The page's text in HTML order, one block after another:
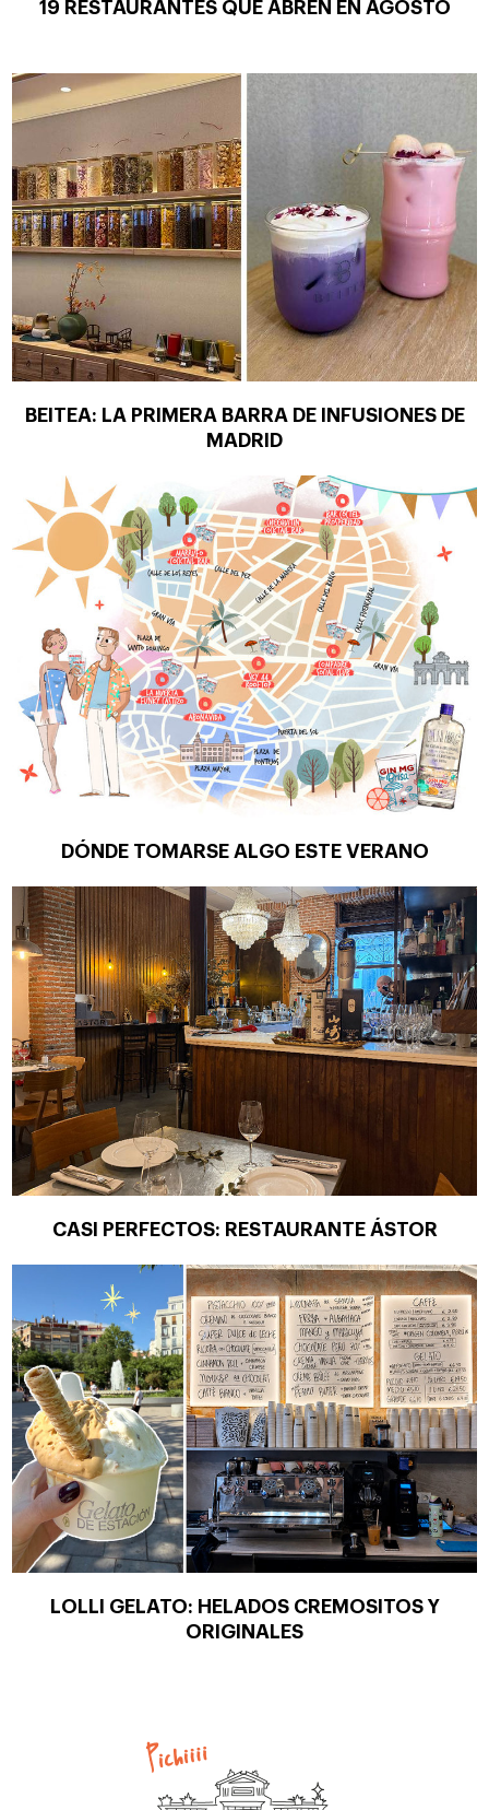
19 RESTAURANTES QUE ABREN EN AGOSTO
BEITEA: LA PRIMERA BARRA DE INFUSIONES DE
MADRID
DÓNDE TOMARSE ALGO ESTE VERANO
CASI PERFECTOS: RESTAURANTE ÁSTOR
LOLLI GELATO: HELADOS CREMOSITOS Y
ORIGINALES